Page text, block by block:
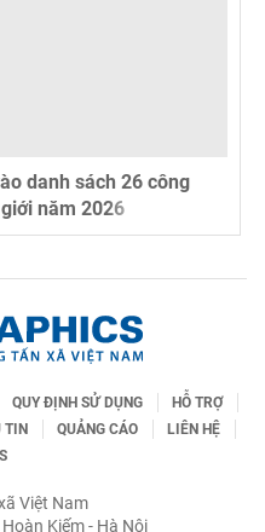
danh sách 26 công
năm 2026
QUY ĐỊNH SỬ DỤNG
HỖ TRỢ
TIN QUẢNG CÁO
LIÊN HỆ
Việt Nam
Kiếm - Hà Nội